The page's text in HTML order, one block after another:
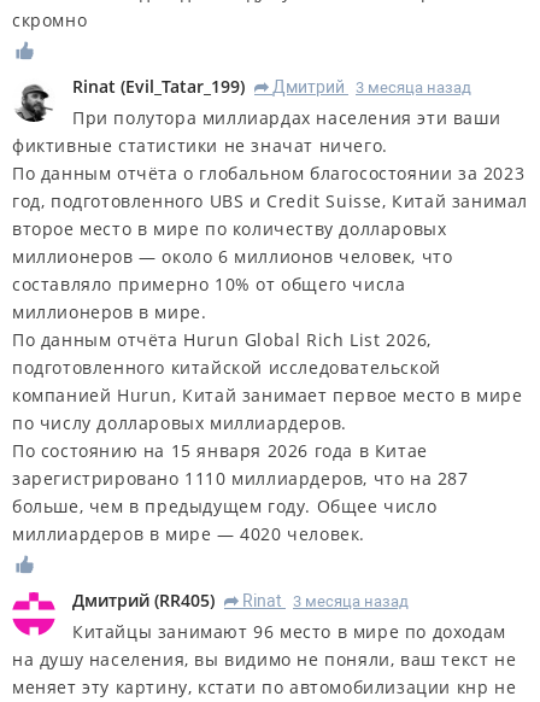
скромно
Rinat (Evil_Tatar_199) R Дмитрий 3 месяца назад
При полутора миллиардах населения эти ваши
фиктивные статистики не значат ничего.
По данным отчёта о глобальном благосостоянии за 2023
год, подготовленного UBS и Credit Suisse, Китай занимал
второе место в мире по количеству долларовых
миллионеров — около 6 миллионов человек, что
составляло примерно 10% от общего числа
миллионеров в мире.
По данным отчёта Hurun Global Rich List 2026,
подготовленного китайской исследовательской
компанией Hurun, Китай занимает первое место в мире
по числу долларовых миллиардеров.
По состоянию на 15 января 2026 года в Китае
зарегистрировано 1110 миллиардеров, что на 287
больше, чем в предыдущем году. Общее число
миллиардеров в мире — 4020 человек.
Дмитрий (RR405) R Rinat 3 месяца назад
Китайцы занимают 96 место в мире по доходам
на душу населения, вы видимо не поняли, ваш текст не
меняет эту картину, кстати по автомобилизации кнр не